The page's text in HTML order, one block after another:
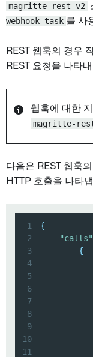
magritte-rest-v2
webhook-task 를 사
REST 웹훅의 경우
REST 요청을 나타
웹훅에 대한
magritte-
다음은 REST 웹훅
HTTP 호출을 나타
1
{
2
"calls"
3
{
4
5
6
7
8
9
10
11